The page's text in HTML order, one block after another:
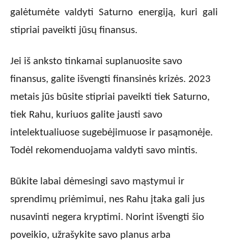
galėtumėte valdyti Saturno energiją, kuri gali
stipriai paveikti jūsų finansus.
Jei iš anksto tinkamai suplanuosite savo
finansus, galite išvengti finansinės krizės. 2023
metais jūs būsite stipriai paveikti tiek Saturno,
tiek Rahu, kuriuos galite jausti savo
intelektualiuose sugebėjimuose ir pasąmonėje.
Todėl rekomenduojama valdyti savo mintis.
Būkite labai dėmesingi savo mąstymui ir
sprendimų priėmimui, nes Rahu įtaka gali jus
nusavinti negera kryptimi. Norint išvengti šio
poveikio, užrašykite savo planus arba